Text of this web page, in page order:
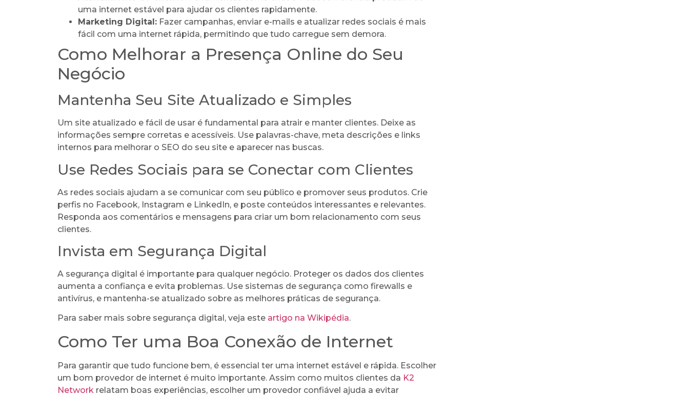
uma internet estável para ajudar os clientes rapidamente.
Marketing Digital: Fazer campanhas, enviar e-mails e atualizar redes sociais é mais
fácil com uma internet rápida, permitindo que tudo carregue sem demora.
Como Melhorar a Presença Online do Seu
Negócio
Mantenha Seu Site Atualizado e Simples
Um site atualizado e fácil de usar é fundamental para atrair e manter clientes. Deixe as
informações sempre corretas e acessíveis. Use palavras-chave, meta descrições e links
internos para melhorar o SEO do seu site e aparecer nas buscas.
Use Redes Sociais para se Conectar com Clientes
As redes sociais ajudam a se comunicar com seu público e promover seus produtos. Crie
perfis no Facebook, Instagram e LinkedIn, e poste conteúdos interessantes e relevantes.
Responda aos comentários e mensagens para criar um bom relacionamento com seus
clientes.
Invista em Segurança Digital
A segurança digital é importante para qualquer negócio. Proteger os dados dos clientes
aumenta a confiança e evita problemas. Use sistemas de segurança como firewalls e
antivírus, e mantenha-se atualizado sobre as melhores práticas de segurança.
Para saber mais sobre segurança digital, veja este artigo na Wikipédia.
Como Ter uma Boa Conexão de Internet
Para garantir que tudo funcione bem, é essencial ter uma internet estável e rápida. Escolher
um bom provedor de internet é muito importante. Assim como muitos clientes da K2
Network relatam boas experiências, escolher um provedor confiável ajuda a evitar